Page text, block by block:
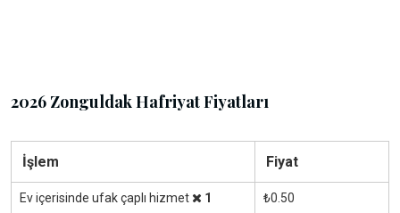
2026 Zonguldak Hafriyat Fiyatları
İşlem Fiyat
Ev içerisinde ufak çaplı hizmet 1 ₺0.50